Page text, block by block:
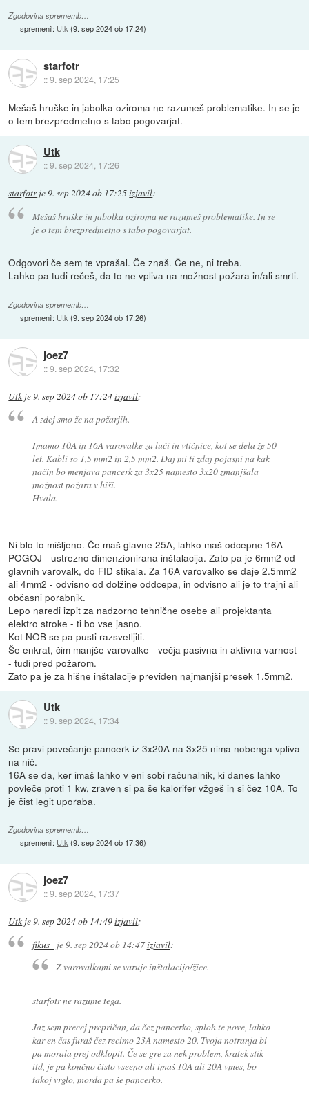
Zgodovina sprememb…
spremenil: Utk (9. sep 2024 ob 17:24)
starfotr
::9. sep 2024, 17:25
Mešaš hruške in jabolka oziroma ne razumeš problematike. In se je
o tem brezpredmetno s tabo pogovarjat.
Utk
::9. sep 2024, 17:26
starfotrje9. sep 2024 ob 17:25izjavil:
Mešaš hruške in jabolka oziroma ne razumeš problematike. In se
je o tem brezpredmetno s tabo pogovarjat.
Odgovori če sem te vprašal. Če znaš. Če ne, ni treba.
Lahko pa tudi rečeš, da to ne vpliva na možnost požara in/ali smrti.
Zgodovina sprememb…
spremenil: Utk (9. sep 2024 ob 17:26)
joez7
::9. sep 2024, 17:32
Utk je 9. sep 2024 ob 17:24izjavil:
A zdej smo že na požarjih.
Imamo 10A in 16A varovalke za luči in vtičnice, kot se dela že 50
let. Kabli so 1,5 mm2 in 2,5 mm2. Daj mi ti zdaj pojasni na kak
način bo menjava pancerk za 3x25 namesto 3x20 zmanjšala
možnost požara v hiši.
Hvala.
Ni blo to mišljeno. Če maš glavne 25A, lahko maš odcepne 16A -
POGOJ - ustrezno dimenzionirana inštalacija. Zato pa je 6mm2 od
glavnih varovalk, do FID stikala. Za 16A varovalko se daje 2.5mm2
ali 4mm2 - odvisno od dolžine oddcepa, in odvisno ali je to trajni ali
občasni porabnik.
Lepo naredi izpit za nadzorno tehnične osebe ali projektanta
elektro stroke - ti bo vse jasno.
Kot NOB se pa pusti razsvetljiti.
Še enkrat, čim manjše varovalke - večja pasivna in aktivna varnost
- tudi pred požarom.
Zato pa je za hišne inštalacije previden najmanjši presek 1.5mm2.
Utk
::9. sep 2024, 17:34
Se pravi povečanje pancerk iz 3x20A na 3x25 nima nobenga vpliva
na nič.
16A se da, ker imaš lahko v eni sobi računalnik, ki danes lahko
povleče proti 1 kw, zraven si pa še kalorifer vžgeš in si čez 10A. To
je čist legit uporaba.
Zgodovina sprememb…
spremenil: Utk(9. sep 2024 ob 17:36)
joez7
::9. sep 2024, 17:37
Utk je9. sep 2024 ob 14:49izjavil:
fikus_ je 9. sep 2024 ob 14:47izjavil:
Z varovalkami se varuje inštalacijo/žice.
starfotr ne razume tega.
Jaz sem precej prepričan, da čez pancerko, sploh te nove, lahko
kar en čas furaš čez recimo 23A namesto 20. Tvoja notranja bi
pa morala prej odklopit. Če se gre za nek problem, kratek stik
itd, je pa končno čisto vseeno ali imaš 10A ali 20A vmes, bo
takoj vrglo, morda pa še pancerko.